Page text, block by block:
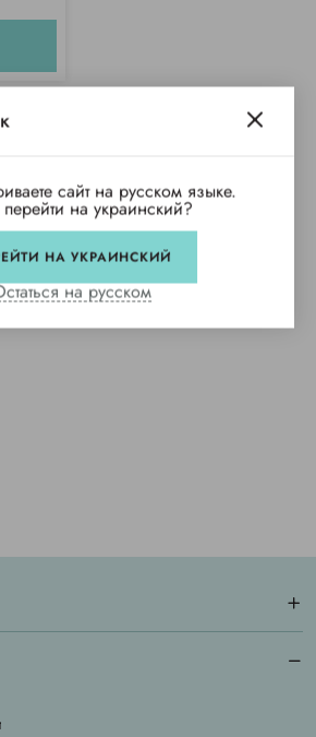
сайт на русском языке.
перейти на украинский?
НА УКРАИНСКИЙ
на русском